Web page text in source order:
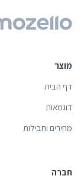
מוצר
דף הבית
דוגמאות
מחירים וחבילות
חברה